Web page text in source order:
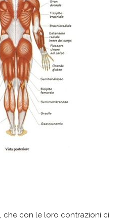
, che con le loro contrazioni ci